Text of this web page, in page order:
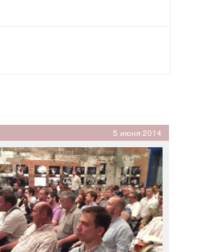
5 июня 2014